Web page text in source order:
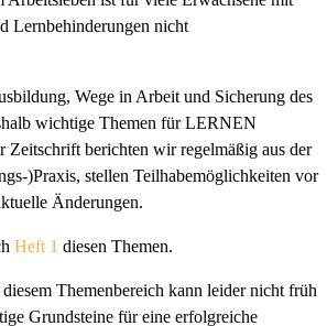
Lernbehinderungen nicht
Wege in Arbeit und Sicherung des
wichtige Themen für LERNEN
berichten wir regelmäßig aus der
)Praxis, stellen Teilhabemöglichkeiten vor
Änderungen.
Heft 1 diesen Themen.
Themenbereich kann leider nicht früh
Grundsteine für eine erfolgreiche